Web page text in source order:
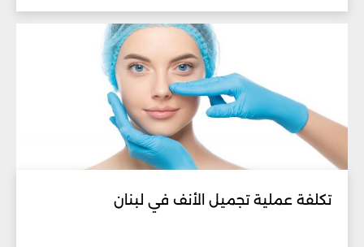
تكلفة عملية تجميل الأنف في لبنان